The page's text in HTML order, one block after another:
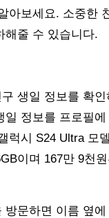
아보세요. 소중한
해줄 수 있습니다.
생일 정보를 확
일 정보를 프로필
럭시 S24 Ultra 모
이며 167만 9천
방문하면 이름 옆